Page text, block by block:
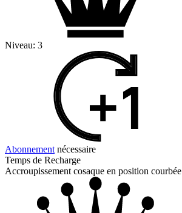
Niveau: 3
Abonnement nécessaire
Temps de Recharge
Accroupissement cosaque en position courbée